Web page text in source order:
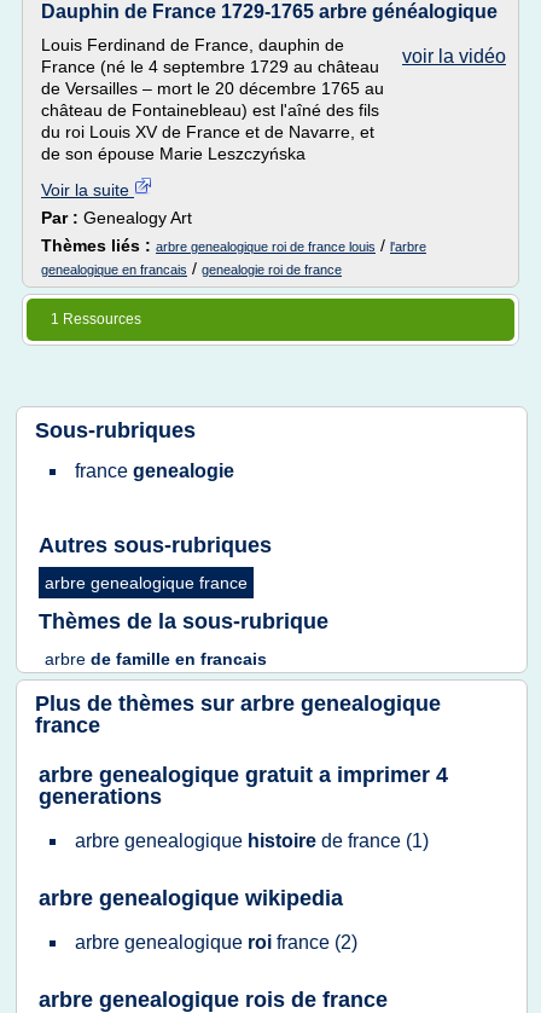
Dauphin de France 1729-1765 arbre généalogique
voir la vidéo
Louis Ferdinand de France, dauphin de
France (né le 4 septembre 1729 au château
de Versailles – mort le 20 décembre 1765 au
château de Fontainebleau) est l'aîné des fils
du roi Louis XV de France et de Navarre, et
de son épouse Marie Leszczyńska
Voir la suite
Par : Genealogy Art
Thèmes liés : arbre genealogique roi de france louis / l'arbre
genealogique en francais / genealogie roi de france
1 Ressources
Sous-rubriques
france genealogie
Autres sous-rubriques
arbre genealogique france
Thèmes de la sous-rubrique
arbre de famille en francais
Plus de thèmes sur arbre genealogique
france
arbre genealogique gratuit a imprimer 4
generations
arbre genealogique histoire de france (1)
arbre genealogique wikipedia
arbre genealogique roi france (2)
arbre genealogique rois de france